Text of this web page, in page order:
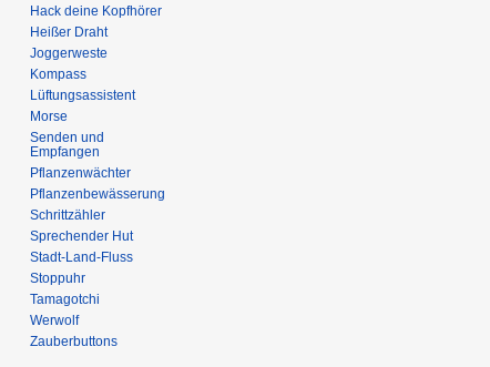
Hack deine Kopfhörer
Heißer Draht
Joggerweste
Kompass
Lüftungsassistent
Morse
Senden und
Empfangen
Pflanzenwächter
Pflanzenbewässerung
Schrittzähler
Sprechender Hut
Stadt-Land-Fluss
Stoppuhr
Tamagotchi
Werwolf
Zauberbuttons